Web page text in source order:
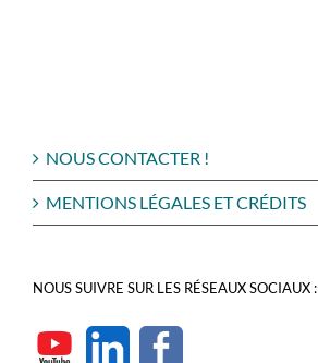
NOUS CONTACTER !
MENTIONS LÉGALES ET CRÉDITS
NOUS SUIVRE SUR LES RÉSEAUX SOCIAUX :